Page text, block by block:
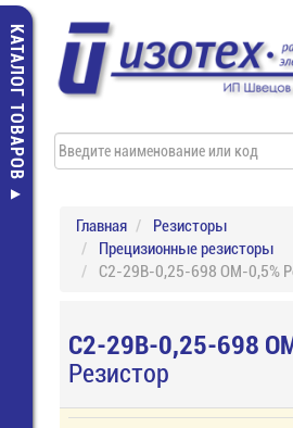
КАТАЛОГ ТОВАРОВ
Главная
Резисторы
Прецизионные резисторы
С2-29В-0,25-698 ОМ-0,5%
С2-29В-0,25-698
Резистор